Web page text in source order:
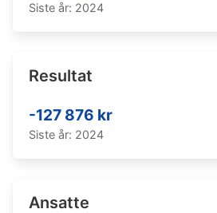
Siste år: 2024
Resultat
-127 876 kr
Siste år: 2024
Ansatte